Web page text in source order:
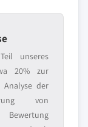
unseres
20% zur
der
von